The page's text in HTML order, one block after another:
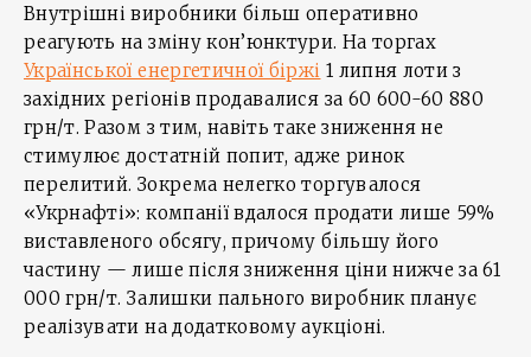
Внутрішні виробники більш оперативно
реагують на зміну кон’юнктури. На торгах
Української енергетичної біржі 1 липня лоти з
західних регіонів продавалися за 60 600-60 880
грн/т. Разом з тим, навіть таке зниження не
стимулює достатній попит, адже ринок
перелитий. Зокрема нелегко торгувалося
«Укрнафті»: компанії вдалося продати лише 59%
виставленого обсягу, причому більшу його
частину — лише після зниження ціни нижче за 61
000 грн/т. Залишки пального виробник планує
реалізувати на додатковому аукціоні.